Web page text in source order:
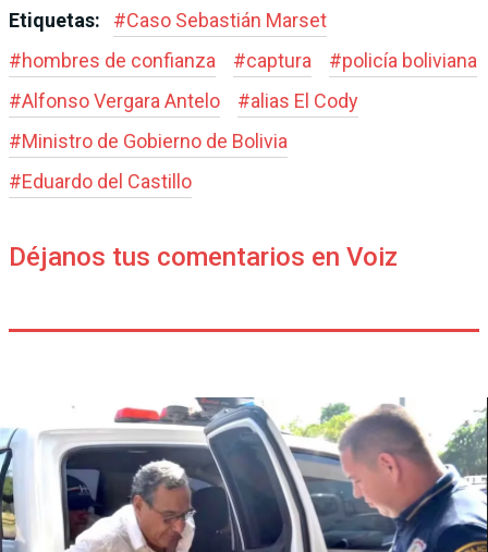
Etiquetas: #Caso Sebastián Marset
#hombres de confianza #captura #policía boliviana
#Alfonso Vergara Antelo #alias El Cody
#Ministro de Gobierno de Bolivia
#Eduardo del Castillo
Déjanos tus comentarios en Voiz